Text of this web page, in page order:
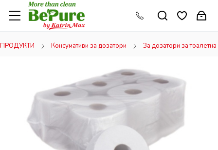
ПРОДУКТИ Консумативи за дозатори За дозатори за тоалетна